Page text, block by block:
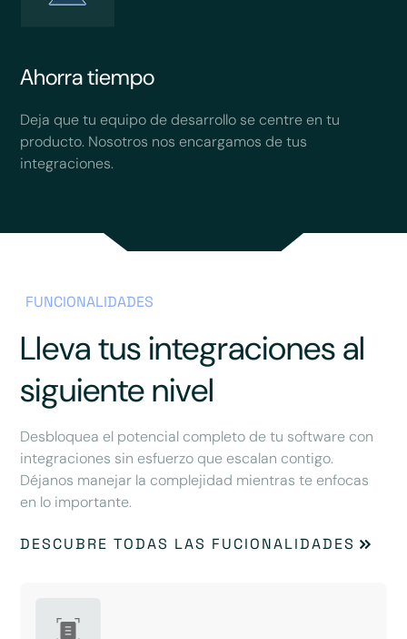
Ahorra tiempo
Deja que tu equipo de desarrollo se centre en tu
producto. Nosotros nos encargamos de tus
integraciones.
FUNCIONALIDADES
Lleva tus integraciones al
siguiente nivel
Desbloquea el potencial completo de tu software con
integraciones sin esfuerzo que escalan contigo.
Déjanos manejar la complejidad mientras te enfocas
en lo importante.
DESCUBRE TODAS LAS FUCIONALIDADES